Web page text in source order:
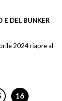
DEL BUNKER
2024 riapre al
16